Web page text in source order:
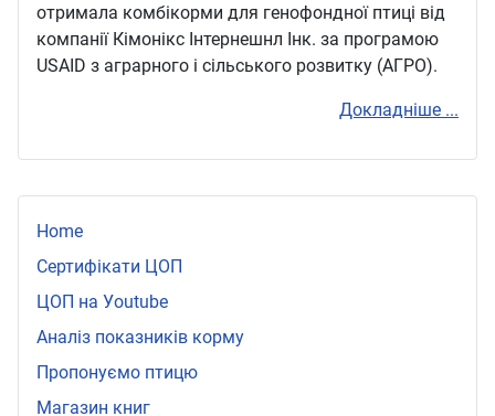
Home
Сертифікати ЦОП
ЦОП на Уoutube
Аналіз показників корму
Пропонуємо птицю
Магазин книг
отримала комбікорми для генофондної птиці від
компанії Кімонікс Інтернешнл Інк. за програмою
USAID з аграрного і сільського розвитку (АГРО).
Докладніше ...